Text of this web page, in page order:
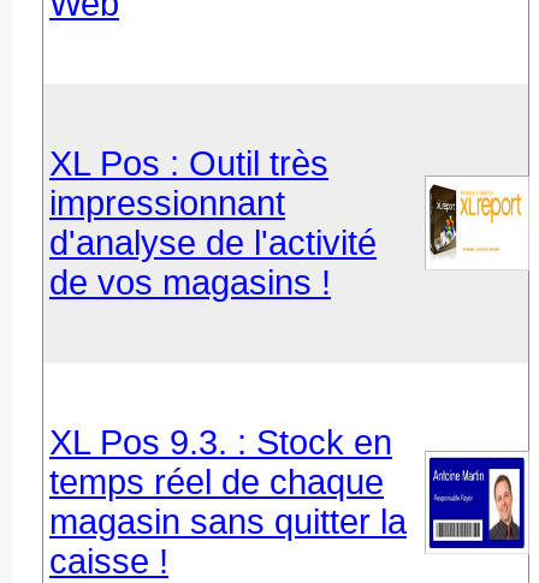
XL Pos : Outil très
impressionnant
d'analyse de l'activité
de vos magasins !
XL Pos 9.3. : Stock en
temps réel de chaque
magasin sans quitter la
caisse !